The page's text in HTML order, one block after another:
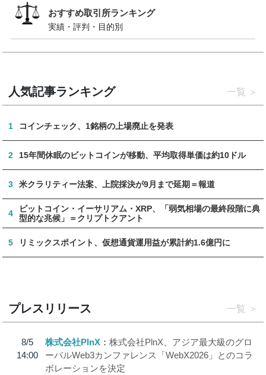
おすすめ取引所ランキング
実績・評判・目的別
人気記事ランキング 一覧
1 コインチェック、1銘柄の上場廃止を発表
2 15年間休眠のビットコインが移動、平均取得単価は約10ドル
3 米クラリティー法案、上院採決が9月まで延期＝報道
4
ビットコイン・イーサリアム・XRP、「弱気相場の最終段階に典
型的な兆候」＝クリプトクアント
5 リミックスポイント、仮想通貨運用益が累計約1.6億円に
プレスリリース 一覧
8/5
14:00
株式会社PlnX
株式会社PlnX、アジア最大級のグロ
ーバルWeb3カンファレンス「WebX2026」とのコラ
ボレーションを決定